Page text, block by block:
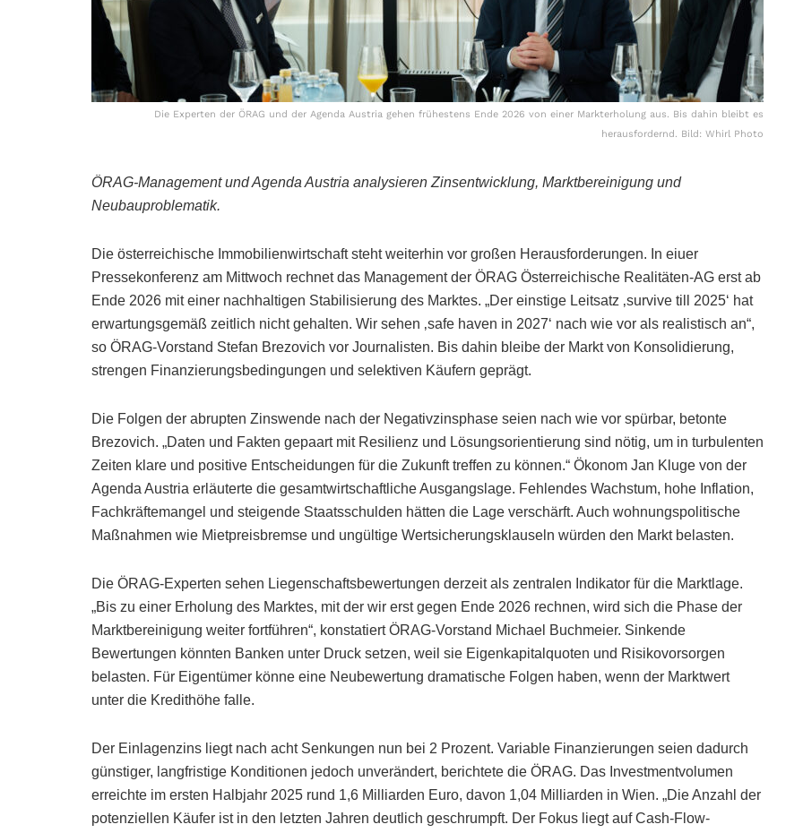
Die Experten der ÖRAG und der Agenda Austria gehen frühestens Ende 2026 von einer Markterholung aus. Bis dahin bleibt es
herausfordernd. Bild: Whirl Photo
ÖRAG-Management und Agenda Austria analysieren Zinsentwicklung, Marktbereinigung und
Neubauproblematik.
Die österreichische Immobilienwirtschaft steht weiterhin vor großen Herausforderungen. In eiuer
Pressekonferenz am Mittwoch rechnet das Management der ÖRAG Österreichische Realitäten-AG erst ab
Ende 2026 mit einer nachhaltigen Stabilisierung des Marktes. „Der einstige Leitsatz ‚survive till 2025‘ hat
erwartungsgemäß zeitlich nicht gehalten. Wir sehen ‚safe haven in 2027‘ nach wie vor als realistisch an“,
so ÖRAG-Vorstand Stefan Brezovich vor Journalisten. Bis dahin bleibe der Markt von Konsolidierung,
strengen Finanzierungsbedingungen und selektiven Käufern geprägt.
Die Folgen der abrupten Zinswende nach der Negativzinsphase seien nach wie vor spürbar, betonte
Brezovich. „Daten und Fakten gepaart mit Resilienz und Lösungsorientierung sind nötig, um in turbulenten
Zeiten klare und positive Entscheidungen für die Zukunft treffen zu können.“ Ökonom Jan Kluge von der
Agenda Austria erläuterte die gesamtwirtschaftliche Ausgangslage. Fehlendes Wachstum, hohe Inflation,
Fachkräftemangel und steigende Staatsschulden hätten die Lage verschärft. Auch wohnungspolitische
Maßnahmen wie Mietpreisbremse und ungültige Wertsicherungsklauseln würden den Markt belasten.
Die ÖRAG-Experten sehen Liegenschaftsbewertungen derzeit als zentralen Indikator für die Marktlage.
„Bis zu einer Erholung des Marktes, mit der wir erst gegen Ende 2026 rechnen, wird sich die Phase der
Marktbereinigung weiter fortführen“, konstatiert ÖRAG-Vorstand Michael Buchmeier. Sinkende
Bewertungen könnten Banken unter Druck setzen, weil sie Eigenkapitalquoten und Risikovorsorgen
belasten. Für Eigentümer könne eine Neubewertung dramatische Folgen haben, wenn der Marktwert
unter die Kredithöhe falle.
Der Einlagenzins liegt nach acht Senkungen nun bei 2 Prozent. Variable Finanzierungen seien dadurch
günstiger, langfristige Konditionen jedoch unverändert, berichtete die ÖRAG. Das Investmentvolumen
erreichte im ersten Halbjahr 2025 rund 1,6 Milliarden Euro, davon 1,04 Milliarden in Wien. „Die Anzahl der
potenziellen Käufer ist in den letzten Jahren deutlich geschrumpft. Der Fokus liegt auf Cash-Flow-